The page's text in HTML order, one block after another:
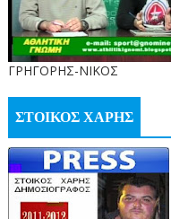
ΓΡΗΓΟΡΗΣ-ΝΙΚΟΣ
ΣΤΟΙΚΟΣ ΧΑΡΗΣ